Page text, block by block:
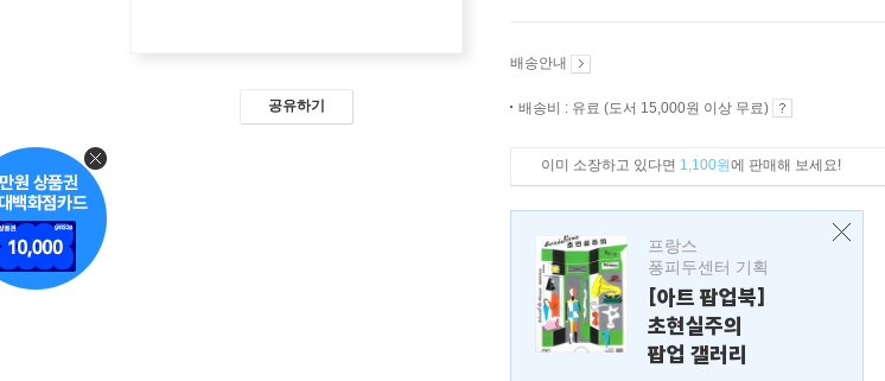
공유하기
배송안내
배송비 : 유료 (도서 15,000원 이상 무료)
이미 소장하고 있다면 1,100원에 판매해 보세요!
프랑스
퐁피두센터 기획
[아트 팝업북]
초현실주의
팝업 갤러리